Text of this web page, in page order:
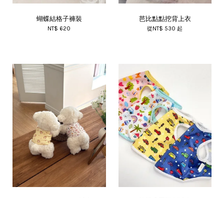
蝴蝶結格子褲裝
NT$ 620
芭比點點挖背上衣
從 NT$ 530起